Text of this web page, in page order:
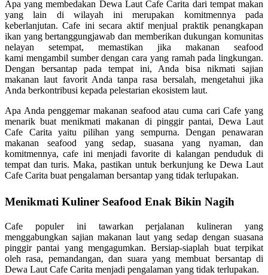
Apa yang membedakan Dewa Laut Cafe Carita dari tempat makan
yang lain di wilayah ini merupakan komitmennya pada
keberlanjutan. Cafe ini secara aktif menjual praktik penangkapan
ikan yang bertanggungjawab dan memberikan dukungan komunitas
nelayan setempat, memastikan jika makanan seafood
kami mengambil sumber dengan cara yang ramah pada lingkungan.
Dengan bersantap pada tempat ini, Anda bisa nikmati sajian
makanan laut favorit Anda tanpa rasa bersalah, mengetahui jika
Anda berkontribusi kepada pelestarian ekosistem laut.
Apa Anda penggemar makanan seafood atau cuma cari Cafe yang
menarik buat menikmati makanan di pinggir pantai, Dewa Laut
Cafe Carita yaitu pilihan yang sempurna. Dengan penawaran
makanan seafood yang sedap, suasana yang nyaman, dan
komitmennya, cafe ini menjadi favorite di kalangan penduduk di
tempat dan turis. Maka, pastikan untuk berkunjung ke Dewa Laut
Cafe Carita buat pengalaman bersantap yang tidak terlupakan.
Menikmati Kuliner Seafood Enak Bikin Nagih
Cafe populer ini tawarkan perjalanan kulineran yang
menggabungkan sajian makanan laut yang sedap dengan suasana
pinggir pantai yang mengagumkan. Bersiap-siaplah buat terpikat
oleh rasa, pemandangan, dan suara yang membuat bersantap di
Dewa Laut Cafe Carita menjadi pengalaman yang tidak terlupakan.